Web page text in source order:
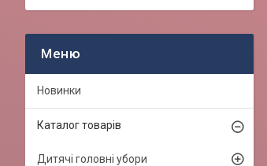
Новинки
Каталог товарів
Дитячі головні убори